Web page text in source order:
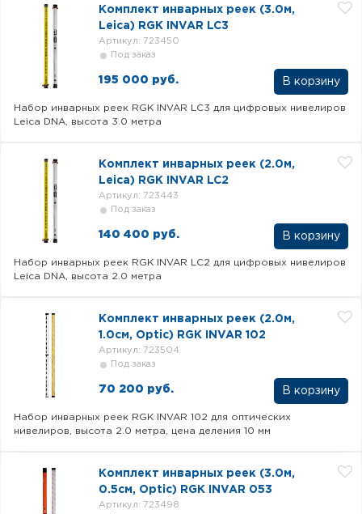
Комплект инварных реек (3.0м,
Leica) RGK INVAR LC3
Под заказ
Артикул: 723450
195 000 руб. В корзину
Набор инварных реек RGK INVAR LC3 для цифровых нивелиров
Leica DNA, высота 3.0 метра
Комплект инварных реек (2.0м,
Leica) RGK INVAR LC2
Под заказ
Артикул: 723443
140 400 руб. В корзину
Набор инварных реек RGK INVAR LC2 для цифровых нивелиров
Leica DNA, высота 2.0 метра
Комплект инварных реек (2.0м,
1.0см, Optic) RGK INVAR 102
Под заказ
Артикул: 723504
70 200 руб. В корзину
Набор инварных реек RGK INVAR 102 для оптических
нивелиров, высота 2.0 метра, цена деления 10 мм
Комплект инварных реек (3.0м,
0.5см, Optic) RGK INVAR 053
Артикул: 723498